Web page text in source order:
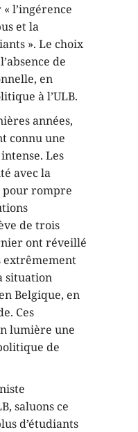
l’ingérence
et la
». Le choix
de
en
à l’ULB.
années,
connu une
Les
avec la
pour rompre
de trois
ont réveillé
extrêmement
situation
Belgique, en
Ces
lumière une
de
saluons ce
d’étudiants